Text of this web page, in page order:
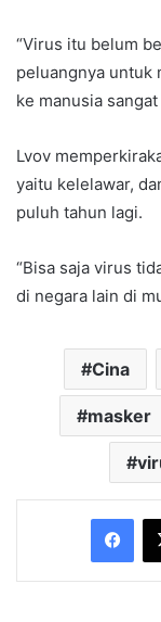
“Virus itu belum
peluangnya untuk
ke manusia sangat
Lvov
yaitu kelelawar,
puluh tahun lagi.
“Bisa saja virus
di negara lain di
Cina
masker